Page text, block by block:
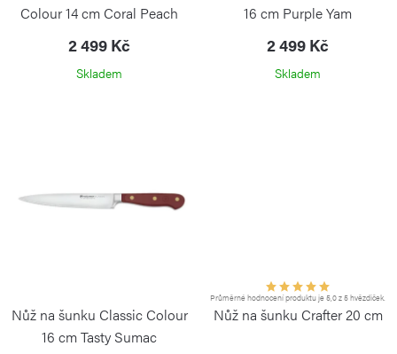
Colour 14 cm Coral Peach
2 499 Kč
Skladem
16 cm Purple Yam
2 499 Kč
Skladem
Nůž na šunku Classic Colour
16 cm Tasty Sumac
Průměrné hodnocení produktu je 5,0 z 5 hvězdiček.
Nůž na šunku Crafter 20 cm